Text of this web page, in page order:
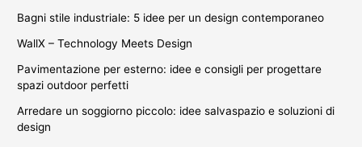
Bagni stile industriale: 5 idee per un design contemporaneo
WallX – Technology Meets Design
Pavimentazione per esterno: idee e consigli per progettare
spazi outdoor perfetti
Arredare un soggiorno piccolo: idee salvaspazio e soluzioni di
design